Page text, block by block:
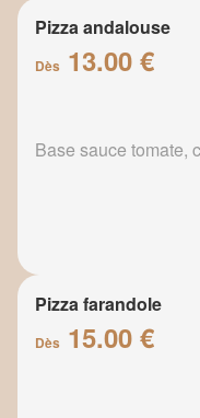
Pizza andalouse
Dès 13.00 €
Base sauce tomate,
Pizza farandole
Dès 15.00 €